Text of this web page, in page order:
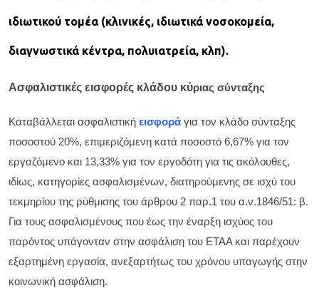
ιδιωτικού τομέα (κλινικές, ιδιωτικά νοσοκομεία,
διαγνωστικά κέντρα, πολυιατρεία, κλπ).
Ασφαλιστικές εισφορές κλάδου κύριας σύνταξης
Καταβάλλεται ασφαλιστική εισφορά για τον κλάδο σύνταξης
ποσοστού 20%, επιμεριζόμενη κατά ποσοστό 6,67% για τον
εργαζόμενο και 13,33% για τον εργοδότη για τις ακόλουθες,
ιδίως, κατηγορίες ασφαλισμένων, διατηρούμενης σε ισχύ του
τεκμηρίου της ρύθμισης του άρθρου 2 παρ.1 του α.ν.1846/51: β.
Για τους ασφαλισμένους που έως την έναρξη ισχύος του
παρόντος υπάγονταν στην ασφάλιση του ΕΤΑΑ και παρέχουν
εξαρτημένη εργασία, ανεξαρτήτως του χρόνου υπαγωγής στην
κοινωνική ασφάλιση.